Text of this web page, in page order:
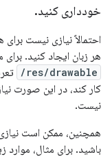
خودداری کنید.
احتمالاً نیازی نیست
هر زبان ایجاد کنید.
res/drawable/
کار کند، در این صورت
نیست.
همچنین، ممکن است
باشید. برای مثال، موارد